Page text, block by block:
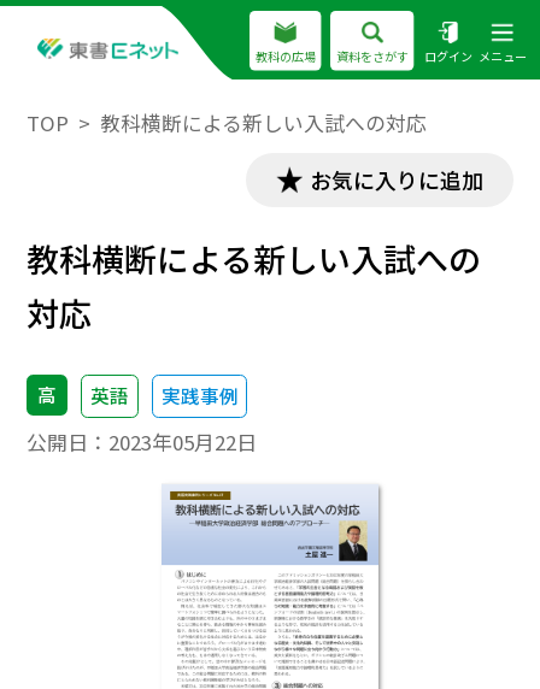
教科の広場 資料をさがす ログイン メニュー
TOP 教科横断による新しい入試への対応
お気に入りに追加
教科横断による新しい入試への
対応
高 英語 実践事例
公開日： 2023年05月22日